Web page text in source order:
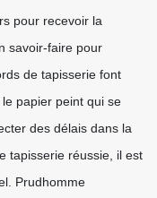
pour recevoir la
savoir-faire pour
de tapisserie font
papier peint qui se
des délais dans la
tapisserie réussie, il est
Prudhomme